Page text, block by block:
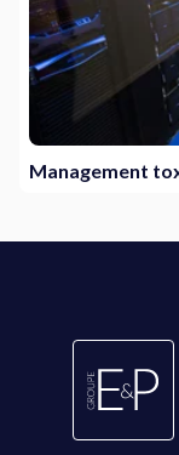
Management